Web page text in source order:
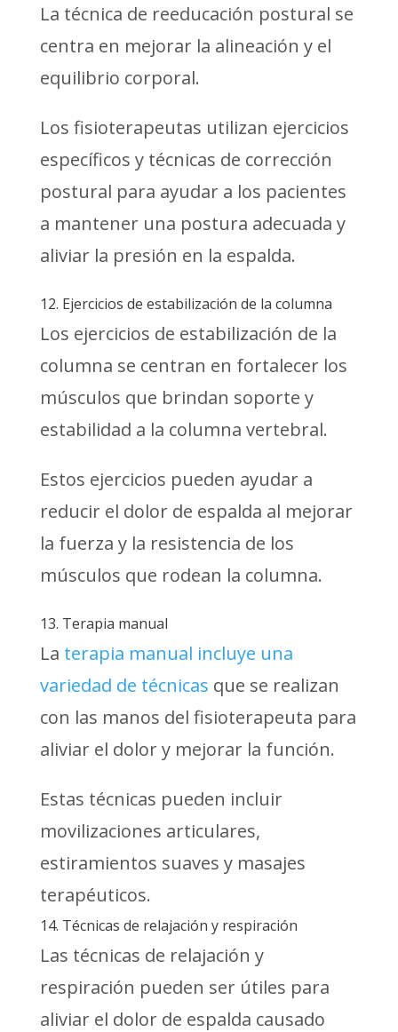
La técnica de reeducación postural se
centra en mejorar la alineación y el
equilibrio corporal.
Los fisioterapeutas utilizan ejercicios
específicos y técnicas de corrección
postural para ayudar a los pacientes
a mantener una postura adecuada y
aliviar la presión en la espalda.
12. Ejercicios de estabilización de la columna
Los ejercicios de estabilización de la
columna se centran en fortalecer los
músculos que brindan soporte y
estabilidad a la columna vertebral.
Estos ejercicios pueden ayudar a
reducir el dolor de espalda al mejorar
la fuerza y ​​la resistencia de los
músculos que rodean la columna.
13. Terapia manual
La terapia manual incluye una
variedad de técnicas que se realizan
con las manos del fisioterapeuta para
aliviar el dolor y mejorar la función.
Estas técnicas pueden incluir
movilizaciones articulares,
estiramientos suaves y masajes
terapéuticos.
14. Técnicas de relajación y respiración
Las técnicas de relajación y
respiración pueden ser útiles para
aliviar el dolor de espalda causado